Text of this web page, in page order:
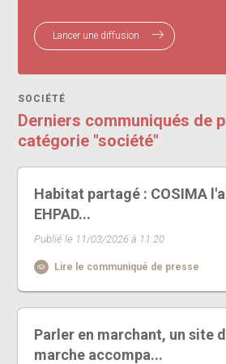
Lancer une diffusion
SOCIÉTÉ
Derniers communiqués de
catégorie "société"
Habitat partagé : COSIMA
EHPAD...
Publié le 11/03/2026 à 11:20
Lire le communiqué de presse
Parler en marchant, un site
marche accompa...